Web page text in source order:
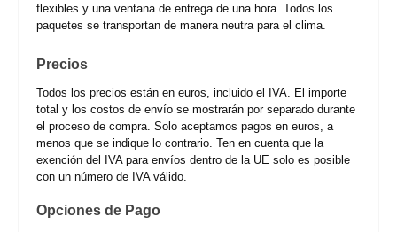
flexibles y una ventana de entrega de una hora. Todos los
paquetes se transportan de manera neutra para el clima.
Precios
Todos los precios están en euros, incluido el IVA. El importe
total y los costos de envío se mostrarán por separado durante
el proceso de compra. Solo aceptamos pagos en euros, a
menos que se indique lo contrario. Ten en cuenta que la
exención del IVA para envíos dentro de la UE solo es posible
con un número de IVA válido.
Opciones de Pago